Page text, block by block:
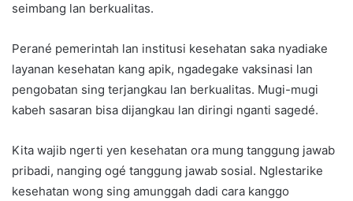
seimbang lan berkualitas.
Perané pemerintah lan institusi kesehatan saka nyadiake
layanan kesehatan kang apik, ngadegake vaksinasi lan
pengobatan sing terjangkau lan berkualitas. Mugi-mugi
kabeh sasaran bisa dijangkau lan diringi nganti sagedé.
Kita wajib ngerti yen kesehatan ora mung tanggung jawab
pribadi, nanging ogé tanggung jawab sosial. Nglestarike
kesehatan wong sing amunggah dadi cara kanggo